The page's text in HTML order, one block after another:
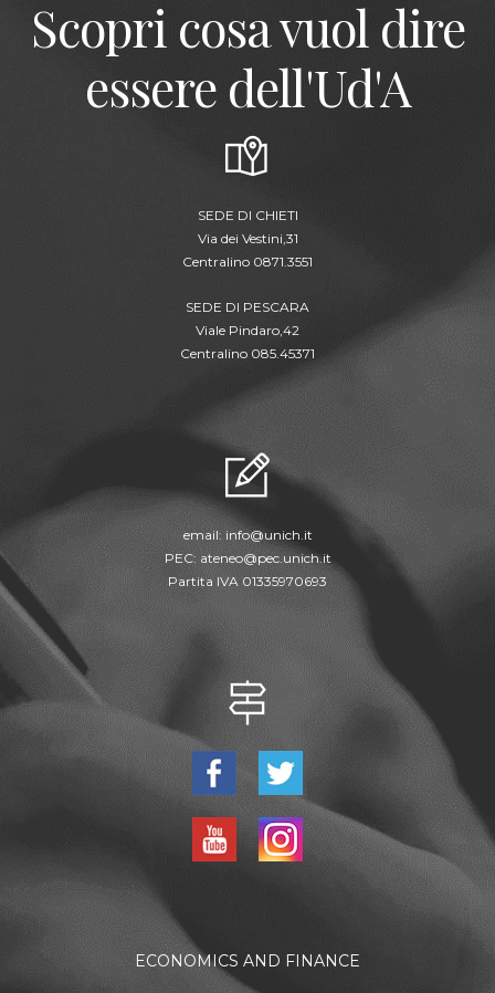
Scopri cosa vuol dire
essere dell'Ud'A
SEDE DI CHIETI
Via dei Vestini,31
Centralino 0871.3551
SEDE DI PESCARA
Viale Pindaro,42
Centralino 085.45371
email: info@unich.it
PEC: ateneo@pec.unich.it
Partita IVA 01335970693
ECONOMICS AND FINANCE